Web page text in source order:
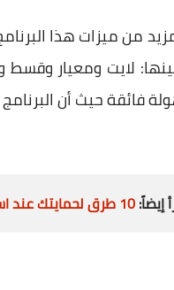
من ميزات هذا
بينها: لايت ومعيار
فائقة حيث أن
إيضاً:10 طرق لحمايتك عند استخدام شبكات الواي فاي العامة